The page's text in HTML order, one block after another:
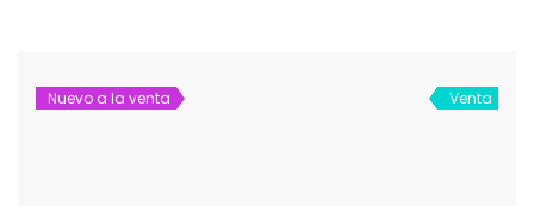
Nuevo a la venta Venta